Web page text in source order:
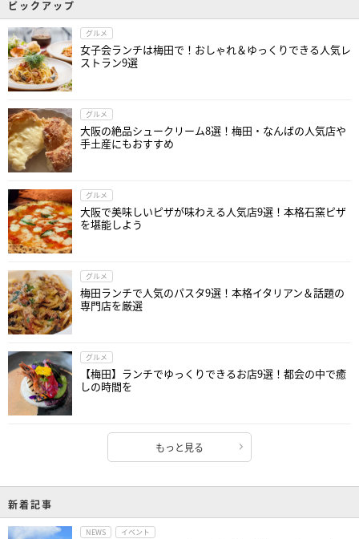
ピックアップ
グルメ
女子会ランチは梅田で！おしゃれ＆ゆっくりできる人気レ
ストラン9選
グルメ
大阪の絶品シュークリーム8選！梅田・なんばの人気店や
手土産にもおすすめ
グルメ
大阪で美味しいピザが味わえる人気店9選！本格石窯ピザ
を堪能しよう
グルメ
梅田ランチで人気のパスタ9選！本格イタリアン＆話題の
専門店を厳選
グルメ
【梅田】ランチでゆっくりできるお店9選！都会の中で癒
しの時間を
もっと見る
新着記事
NEWS イベント